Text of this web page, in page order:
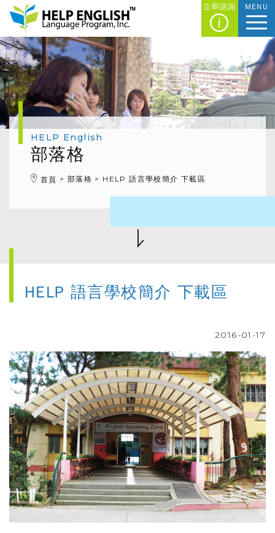
立即諮詢 MENU
HELP English
部落格
首頁 部落格 HELP 語言學校簡介 下載區
HELP 語言學校簡介 下載區
2016-01-17